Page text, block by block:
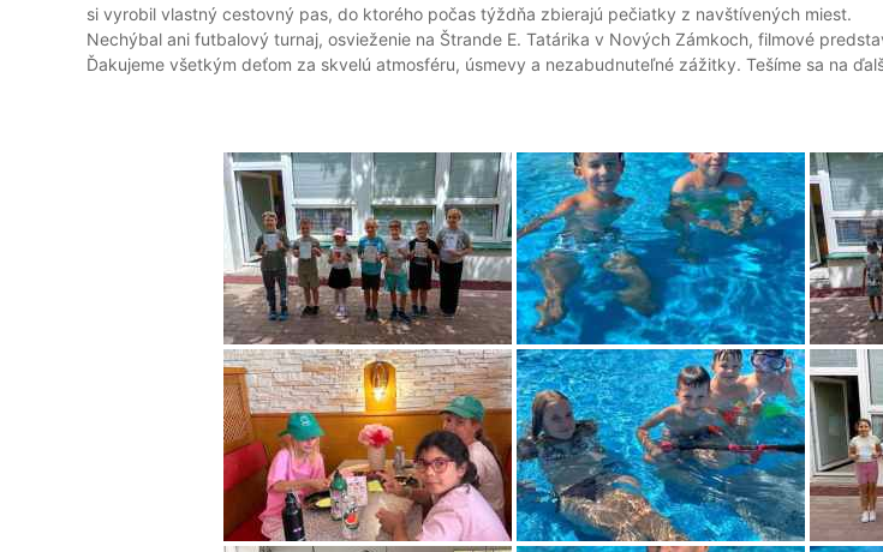
si vyrobil vlastný cestovný pas, do ktorého počas týždňa zbierajú pečiatky z navštívených miest.
Nechýbal ani futbalový turnaj, osvieženie na Štrande E. Tatárika v Nových Zámkoch, filmové
Ďakujeme všetkým deťom za skvelú atmosféru, úsmevy a nezabudnuteľné zážitky. Tešíme sa na